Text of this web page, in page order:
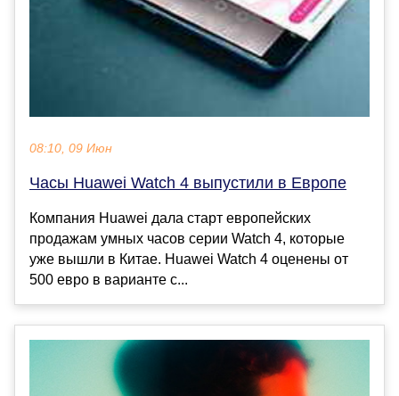
08:10, 09 Июн
Часы Huawei Watch 4 выпустили в Европе
Компания Huawei дала старт европейских
продажам умных часов серии Watch 4, которые
уже вышли в Китае. Huawei Watch 4 оценены от
500 евро в варианте с...